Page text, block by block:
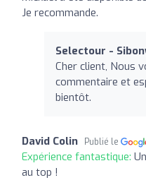
Je recommande.
Selectour -
Cher client, Nous
commentaire et
bientôt.
David Colin Publié le
Expérience fantastique:
au top !